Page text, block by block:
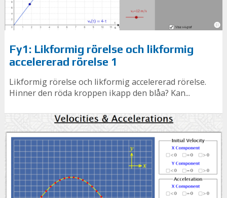
Fy1: Likformig rörelse och likformig
accelererad rörelse 1
Likformig rörelse och likformig accelererad rörelse.
Hinner den röda kroppen ikapp den blåa? Kan...